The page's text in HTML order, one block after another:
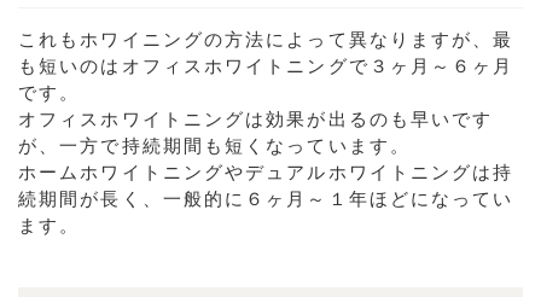
これもホワイニングの方法によって異なりますが、最
も短いのはオフィスホワイトニングで３ヶ月～６ヶ月
です。
オフィスホワイトニングは効果が出るのも早いです
が、一方で持続期間も短くなっています。
ホームホワイトニングやデュアルホワイトニングは持
続期間が長く、一般的に６ヶ月～１年ほどになってい
ます。